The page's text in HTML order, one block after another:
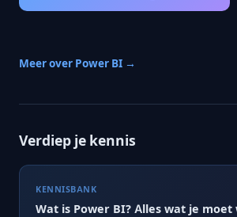
Meer over Power BI →
Verdiep je kennis
KENNISBANK
Wat is Power BI? Alles wat je moet